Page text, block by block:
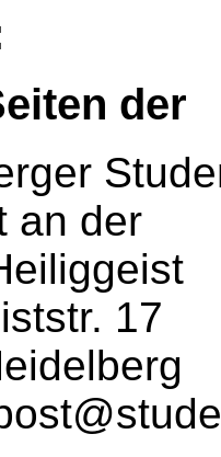
der
an der
17